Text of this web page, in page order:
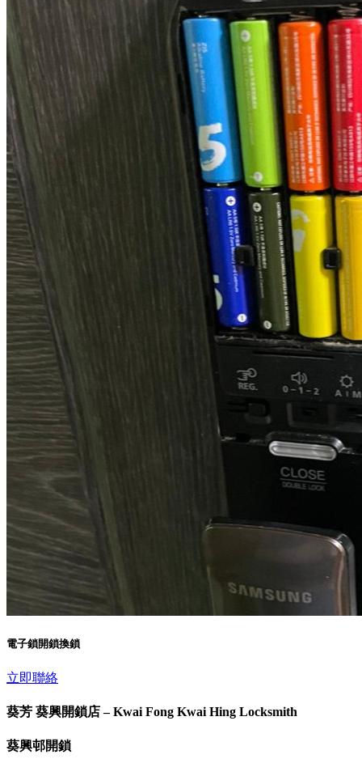
電子鎖開鎖換鎖
立即聯絡
葵芳 葵興開鎖店 – Kwai Fong Kwai Hing Locksmith
葵興邨開鎖